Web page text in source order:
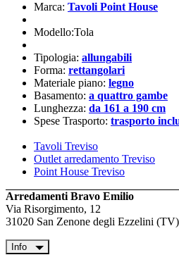
Marca: Tavoli Point House
Modello:Tola
Tipologia: allungabili
Forma: rettangolari
Materiale piano: legno
Basamento: a quattro gambe
Lunghezza: da 161 a 190 cm
Spese Trasporto: trasporto
Tavoli Treviso
Outlet arredamento Treviso
Point House Treviso
Arredamenti Bravo Emilio
Via Risorgimento, 12
31020 San Zenone degli Ezzelini (TV)
Info